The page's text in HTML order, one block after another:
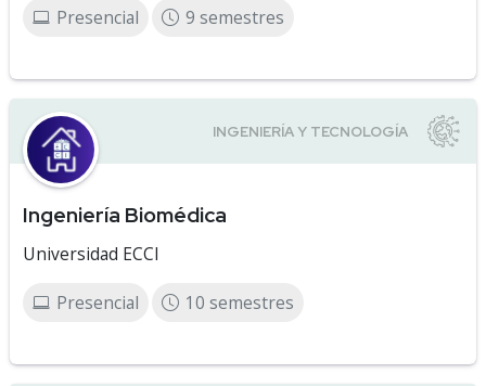
Presencial 9 semestres
Ingeniería Biomédica
Universidad ECCI
Presencial 10 semestres